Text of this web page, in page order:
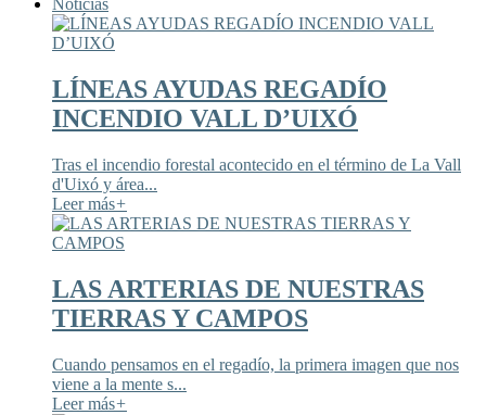
Noticias
LÍNEAS AYUDAS REGADÍO
INCENDIO VALL D’UIXÓ
Tras el incendio forestal acontecido en el término de La Vall
d'Uixó y área...
Leer más+
LAS ARTERIAS DE NUESTRAS
TIERRAS Y CAMPOS
Cuando pensamos en el regadío, la primera imagen que nos
viene a la mente s...
Leer más+